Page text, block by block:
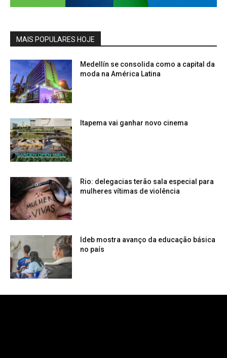
MAIS POPULARES HOJE
Medellín se consolida como a capital da
moda na América Latina
Itapema vai ganhar novo cinema
Rio: delegacias terão sala especial para
mulheres vítimas de violência
Ideb mostra avanço da educação básica
no país